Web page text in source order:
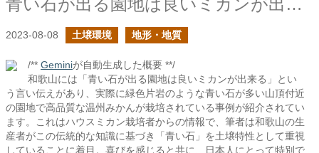
青い石が出る園地は良いミカンが出来るという言い伝え
2023-08-08 土壌環境 地形・地質
/** Geminiが自動生成した概要 **/
和歌山には「青い石が出る園地は良いミカンが出来る」とい
う言い伝えがあり、実際に緑色片岩のような青い石が多い山頂付近
の園地で高品質な温州みかんが栽培されている事例が紹介されてい
ます。これはハウスミカン栽培者からの情報で、筆者は和歌山の生
産者がこの伝統的な知識に基づき「青い石」を土壌特性として重視
していることに着目。喜びを感じると共に、日本人にとって特別で